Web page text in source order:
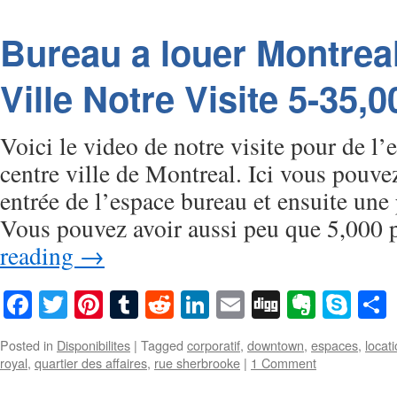
Bureau a louer
Ville Notre Visite 5-
Voici le video de notre visite pour de
centre ville de Montreal. Ici vous
entrée de l’espace bureau et ensuite
Vous pouvez avoir aussi peu que
reading →
Facebook
TwitterPinterest
Tumblr
RedditLinkedIn
EmailDigg
Posted in Disponibilites | Tagged corporatif, downtown, espaces,
royal, quartier des affaires, rue sherbrooke | 1 Comment